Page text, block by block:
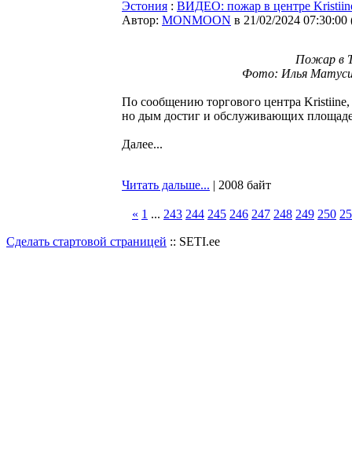
Эстония : ВИДЕО: пожар в центре Kristiine
Автор: MONMOON в 21/02/2024 07:30:00
Пожар в
Фото: Илья
По сообщению торгового центра Kristiine,
но дым достиг и обслуживающих
Далее...
Читать дальше... | 2008 байт
« 1 ... 243 244 245 246 247 248 249 250
Сделать стартовой страницей :: SETI.ee